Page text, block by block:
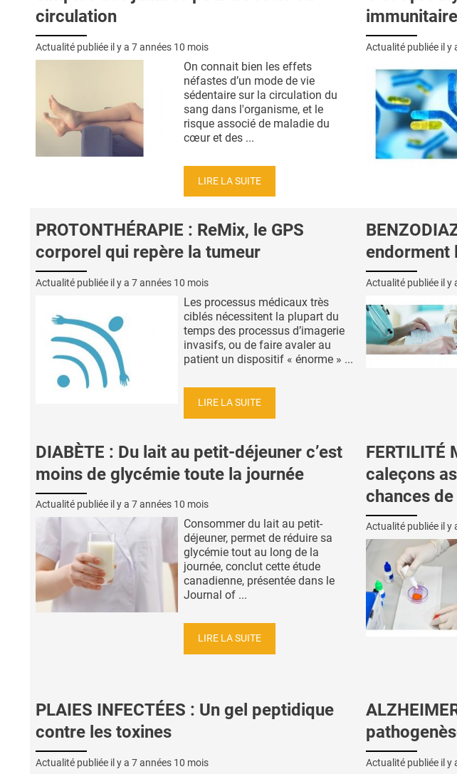
circulation
Actualité publiée il y a 7 années 10 mois
On connait bien les effets
néfastes d’un mode de vie
sédentaire sur la circulation du
sang dans l'organisme, et le
risque associé de maladie du
cœur et des ...
LIRE LA SUITE
immunitaire
Actualité publiée il y
PROTONTHÉRAPIE : ReMix, le GPS
corporel qui repère la tumeur
Actualité publiée il y a 7 années 10 mois
Les processus médicaux très
ciblés nécessitent la plupart du
temps des processus d’imagerie
invasifs, ou de faire avaler au
patient un dispositif « énorme » ...
LIRE LA SUITE
endorment
Actualité publiée il y
DIABÈTE : Du lait au petit-déjeuner c’est
moins de glycémie toute la journée
Actualité publiée il y a 7 années 10 mois
Consommer du lait au petit-
déjeuner, permet de réduire sa
glycémie tout au long de la
journée, conclut cette étude
canadienne, présentée dans le
Journal of ...
LIRE LA SUITE
FERTILITÉ
caleçons
chances
Actualité publiée il y
PLAIES INFECTÉES : Un gel peptidique
contre les toxines
Actualité publiée il y a 7 années 10 mois Actualité publiée il y